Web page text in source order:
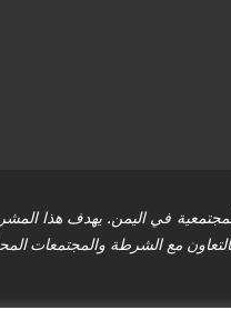
في اليمن. يهدف هذا
مع الشرطة والمجتمعات